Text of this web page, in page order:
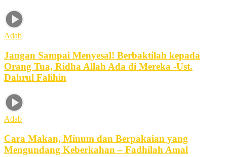
Adab
Jangan Sampai Menyesal! Berbaktilah kepada
Orang Tua, Ridha Allah Ada di Mereka -Ust.
Dahrul Falihin
Adab
Cara Makan, Minum dan Berpakaian yang
Mengundang Keberkahan – Fadhilah Amal